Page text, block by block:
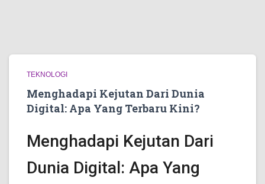
TEKNOLOGI
Menghadapi Kejutan Dari Dunia
Digital: Apa Yang Terbaru Kini?
Menghadapi Kejutan Dari
Dunia Digital: Apa Yang